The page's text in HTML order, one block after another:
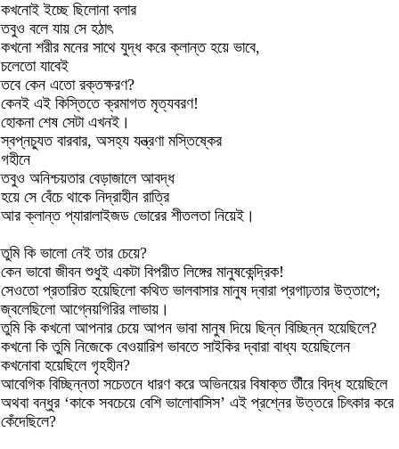
কখনোই ইচ্ছে ছিলোনা বলার
তবুও বলে যায় সে হঠাৎ
কখনো শরীর মনের সাথে যুদ্ধ করে ক্লান্ত হয়ে ভাবে,
চলেতো যাবেই
তবে কেন এতো রক্তক্ষরণ?
কেনই এই কিস্তিতে ক্রমাগত মৃত্যবরণ!
হোকনা শেষ সেটা এখনই।
স্বপ্নচ্যুত বারবার, অসহ্য যন্ত্রণা মস্তিষ্কের
গহীনে
তবুও অনিশ্চয়তার বেড়াজালে আবদ্ধ
হয়ে সে বেঁচে থাকে নিদ্রাহীন রাত্রি
আর ক্লান্ত প্যারালাইজড ভোরের শীতলতা নিয়েই।
তুমি কি ভালো নেই তার চেয়ে?
কেন ভাবো জীবন শুধুই একটা বিপরীত লিঙ্গের মানুষকেন্দ্রিক!
সেওতো প্রতারিত হয়েছিলো কথিত ভালবাসার মানুষ দ্বারা প্রগাঢ়তার উত্তাপে;
জ্বলেছিলো আগ্নেয়গিরির লাভায়।
তুমি কি কখনো আপনার চেয়ে আপন ভাবা মানুষ দিয়ে ছিন্ন বিচ্ছিন্ন হয়েছিলে?
কখনো কি তুমি নিজেকে বেওয়ারিশ ভাবতে সাইকির দ্বারা বাধ্য হয়েছিলেন
কখনোবা হয়েছিলে গৃহহীন?
আবেগিক বিচ্ছিন্নতা সচেতনে ধারণ করে অভিনয়ের বিষাক্ত তীঁরে বিদ্ধ হয়েছিলে
অথবা বন্ধুর ‘কাকে সবচেয়ে বেশি ভালোবাসিস’ এই প্রশ্নের উত্তরে চিৎকার করে
কেঁদেছিলে?